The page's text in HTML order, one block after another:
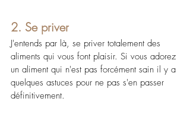
2. Se priver
J'entends par là, se priver totalement des
aliments qui vous font plaisir. Si vous adorez
un aliment qui n'est pas forcément sain il y a
quelques astuces pour ne pas s'en passer
définitivement.